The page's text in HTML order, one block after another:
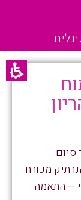
סיום
מכורח
– התאמה